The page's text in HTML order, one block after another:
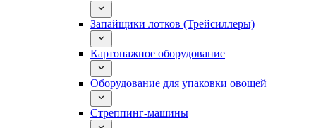
Запайщики лотков (Трейсиллеры)
Картонажное оборудование
Оборудование для упаковки овощей
Стреппинг-машины